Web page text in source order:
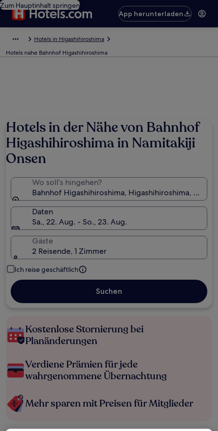
Zum Hauptinhalt springen
App herunterladen
Hotels in Higashihiroshima
Hotels nahe Bahnhof Higashihiroshima
Hotels in der Nähe von Bahnhof
Higashihiroshima in Namitakiji
Onsen
Wo soll’s hingehen?
Bahnhof Higashihiroshima, Higashihiroshima,
Daten
Sa., 22. Aug. - So., 23. Aug.
Gäste
2 Reisende, 1 Zimmer
Ich reise geschäftlich
Suchen
Kostenlose Stornierung bei
Planänderungen
Verdiene Prämien für jede
wahrgenommene Übernachtung
Mehr sparen mit Preisen für Mitglieder